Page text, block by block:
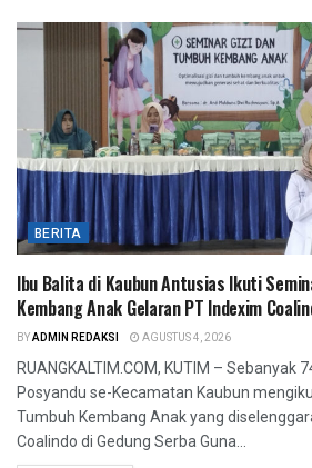
BERITA
Ibu Balita di Kaubun Antusias Ikuti
Kembang Anak Gelaran PT Indexim
BYADMIN REDAKSI AGUSTUS 4, 2026
RUANGKALTIM.COM, KUTIM – Sebanyak
Posyandu se-Kecamatan Kaubun
Tumbuh Kembang Anak yang
Coalindo di Gedung Serba Guna...